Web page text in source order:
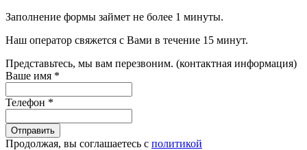
Заполнение формы займет не более 1 минуты.
Наш оператор свяжется с Вами в течение 15 минут.
Представьтесь, мы вам перезвоним. (контактная информация)
Ваше имя *
Телефон *
Продолжая, вы соглашаетесь с политикой